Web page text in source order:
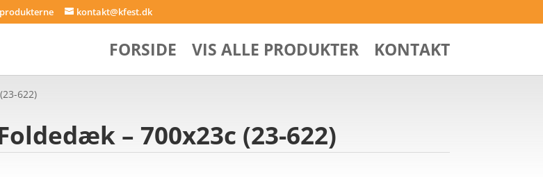
kontakt@kfest.dk
FORSIDE VIS ALLE PRODUKTER KONTAKT
622)
– 700x23c (23-622)